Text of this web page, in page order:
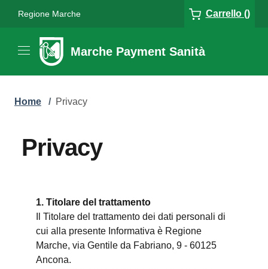
Regione Marche Carrello ()
Marche Payment Sanità
Home / Privacy
Privacy
1. Titolare del trattamento
Il Titolare del trattamento dei dati personali di
cui alla presente Informativa è Regione
Marche, via Gentile da Fabriano, 9 - 60125
Ancona.